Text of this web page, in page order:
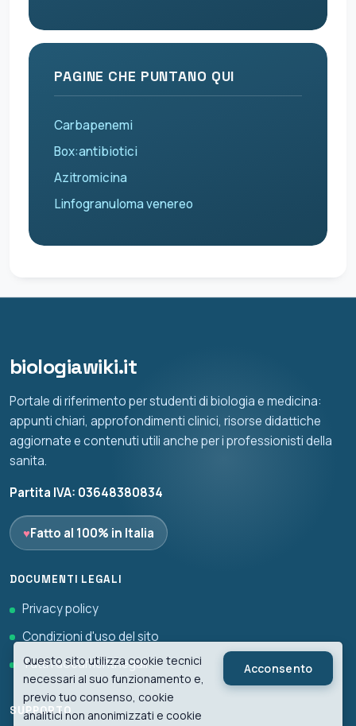
PAGINE CHE PUNTANO QUI
Carbapenemi
Box:antibiotici
Azitromicina
Linfogranuloma venereo
biologiawiki.it
Portale di riferimento per studenti di biologia e medicina:
appunti chiari, approfondimenti clinici, risorse didattiche
aggiornate e contenuti utili anche per i professionisti della
sanita.
Partita IVA: 03648380834
♥Fatto al 100% in Italia
DOCUMENTI LEGALI
Privacy policy
Condizioni d'uso del sito
Tutti i documenti legali
SUPPORTO
Questo sito utilizza cookie tecnici
necessari al suo funzionamento e,
previo tuo consenso, cookie
analitici non anonimizzati e cookie
Acconsento